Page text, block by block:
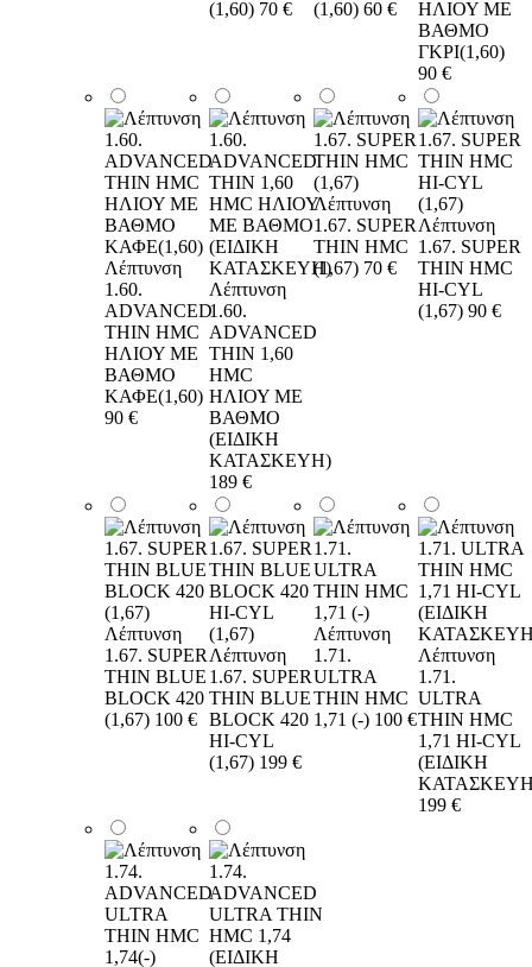
(1,60) 70 €
(1,60) 60 €
ΗΛΙΟΥ ΜΕ
ΒΑΘΜΟ
ΓΚΡΙ(1,60)
90 €
Λέπτυνση
1.60.
ADVANCED
THIN HMC
ΗΛΙΟΥ ΜΕ
ΒΑΘΜΟ
ΚΑΦΕ(1,60)
90 €
Λέπτυνση
1.60.
ADVANCED
THIN 1,60
HMC
ΗΛΙΟΥ ΜΕ
ΒΑΘΜΟ
(ΕΙΔΙΚΗ
ΚΑΤΑΣΚΕΥΗ)
189 €
Λέπτυνση
1.67. SUPER
THIN HMC
(1,67) 70 €
Λέπτυνση
1.67. SUPER
THIN HMC
HI-CYL
(1,67) 90 €
Λέπτυνση
1.67. SUPER
THIN BLUE
BLOCK 420
(1,67) 100 €
Λέπτυνση
1.67. SUPER
THIN BLUE
BLOCK 420
HI-CYL
(1,67) 199 €
Λέπτυνση
1.71.
ULTRA
THIN HMC
1,71 (-) 100 €
Λέπτυνση
1.71.
ULTRA
THIN HMC
1,71 HI-CYL
(ΕΙΔΙΚΗ
199 €